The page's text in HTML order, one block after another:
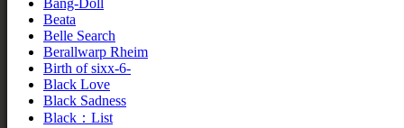
Bang-Doll
Beata
Belle Search
Berallwarp Rheim
Birth of sixx-6-
Black Love
Black Sadness
Black：List